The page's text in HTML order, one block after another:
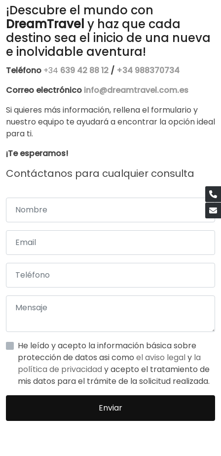
¡Descubre el mundo con
DreamTravel y haz que cada
destino sea el inicio de una nueva
e inolvidable aventura!
Teléfono +34 639 42 88 12 / +34 988370734
Correo electrónico info@dreamtravel.com.es
Si quieres más información, rellena el formulario y
nuestro equipo te ayudará a encontrar la opción ideal
para ti.
¡Te esperamos!
Contáctanos para cualquier consulta
He leído y acepto la información básica sobre
protección de datos asi como el aviso legaly la
política de privacidad y acepto el tratamiento de
mis datos para el trámite de la solicitud realizada.
Enviar